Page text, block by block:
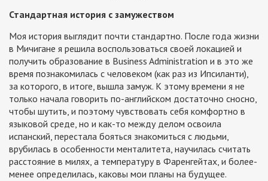
Стандартная история с замужеством
Моя история выглядит почти стандартно. После года жизни
в Мичигане я решила воспользоваться своей локацией и
получить образование в Business Administration и в это же
время познакомилась с человеком (как раз из Ипсиланти),
за которого, в итоге, вышла замуж. К этому времени я не
только начала говорить по-английском достаточно сносно,
чтобы шутить, и поэтому чувствовать себя комфортно в
языковой среде, но и как-то между делом освоила
испанский, перестала бояться знакомиться с людьми,
врубилась в особенности менталитета, научилась считать
расстояние в милях, а температуру в Фаренгейтах, и более-
менее определилась, каковы мои планы на будущее.